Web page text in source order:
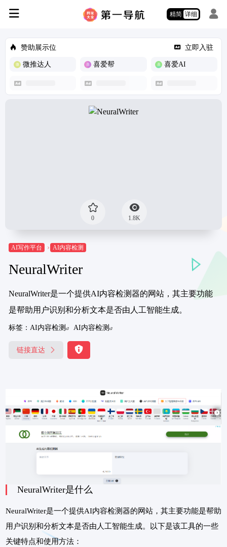
精简 详细
赞助展示位 立即入驻
微推达人 喜爱帮 喜爱AI
0 1.8K
AI写作平台 AI内容检测
NeuralWriter
NeuralWriter是一个提供AI内容检测器的网站，其主要功能
是帮助用户识别和分析文本是否由人工智能生成。
标签： AI内容检测 AI内容检测
链接直达
NeuralWriter是什么
NeuralWriter是一个提供AI内容检测器的网站，其主要功能是帮助
用户识别和分析文本是否由人工智能生成。以下是该工具的一些
关键特点和使用方法：